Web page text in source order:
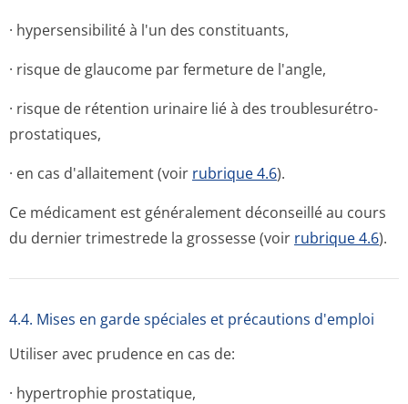
· hypersensibilité à l'un des constituants,
· risque de glaucome par fermeture de l'angle,
· risque de rétention urinaire lié à des troublesurétro-
prostatiques,
· en cas d'allaitement (voir rubrique 4.6).
Ce médicament est généralement déconseillé au cours
du dernier trimestrede la grossesse (voir rubrique 4.6).
4.4. Mises en garde spéciales et précautions d'emploi
Utiliser avec prudence en cas de:
· hypertrophie prostatique,